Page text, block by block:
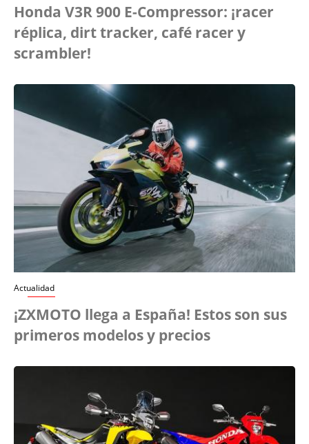
Honda V3R 900 E-Compressor: ¡racer
réplica, dirt tracker, café racer y
scrambler!
Actualidad
¡ZXMOTO llega a España! Estos son sus
primeros modelos y precios